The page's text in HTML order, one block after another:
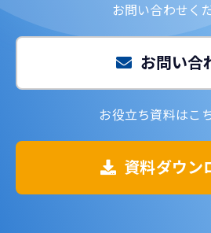
お問い合わせく
お問い合
お役立ち資料はこ
資料ダウン